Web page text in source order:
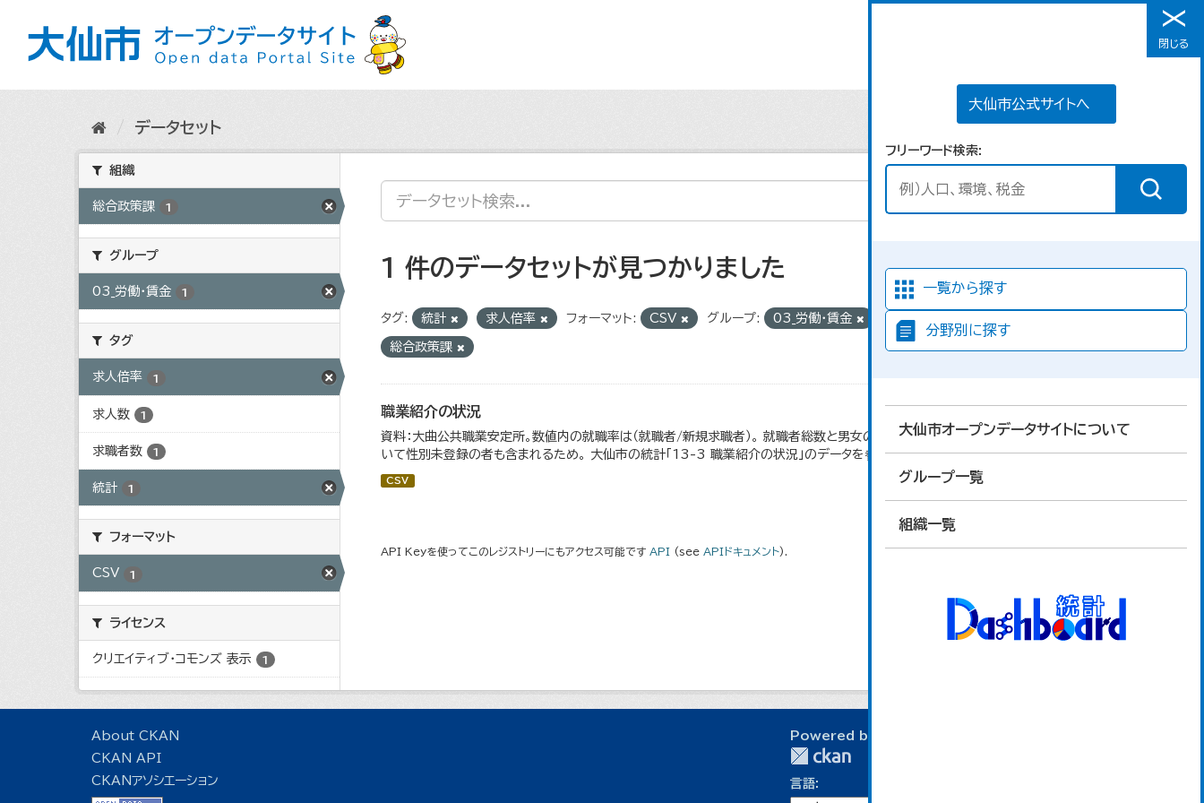
メニュー
大仙市公式サイトへ
フリーワード検索
一覧から探す
分野別に探す
大仙市オープンデータサイトについて
グループ一覧
組織一覧
閉じる
データセット
組織
総合政策課 1
グループ
03_労働・賃金 1
タグ
求人倍率 1
求人数 1
求職者数 1
統計 1
フォーマット
CSV 1
ライセンス
クリエイティブ・コモンズ 表示 1
1 件のデータセットが見つかりました
タグ: 統計 求人倍率 フォーマット: CSV グループ: 03_労働・賃金 組織:
総合政策課
職業紹介の状況
資料：大曲公共職業安定所。数値内の就職率は（就職者/新規求職者）。 就職者総数と男女の合計が一致しないのは、求職登録にお
いて性別未登録の者も含まれるため。 大仙市の統計「13-3 職業紹介の状況」のデータを参照しています。
CSV
API Keyを使ってこのレジストリーにもアクセス可能です API (see APIドキュメント).
About CKAN
CKAN API
CKANアソシエーション
Powered by
言語